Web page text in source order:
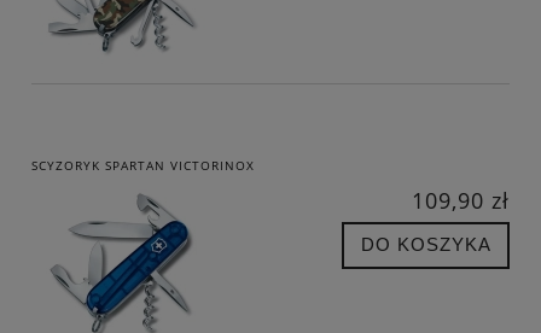
SCYZORYK SPARTAN VICTORINOX
109,90 zł
DO KOSZYKA